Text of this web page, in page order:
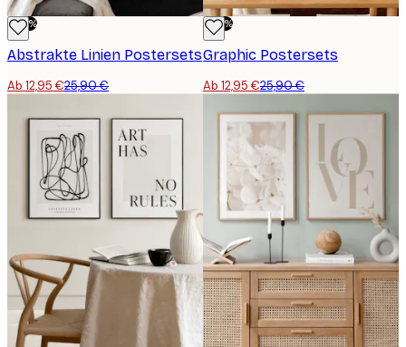
-50%
Abstrakte Linien Postersets
Ab 12,95 €25,90 €
-50%
Graphic Postersets
Ab 12,95 €25,90 €